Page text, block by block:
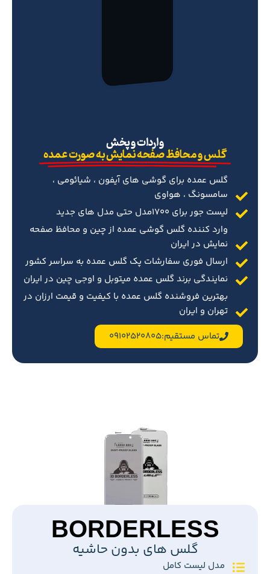
‌واردات و پخش
گلس و محافظ صفحه نمایش به صورت عمده
گلس عمده برای گوشی های آیفون ، شیائومی ،
سامسونگ ، هواوی
لیست جور برای 1700مدل حتی مدل های جدید
وارد کننده گلس گوشی عمده از چین و محافظ صفحه
نمایش در ایران
ارسال فوری سفارشات پک گلس عمده به سراسر کشور
نمایندگی برند گلس عمده میتوبل و اوجی چین در ایران
بهترین فروشنده گلس عمده با کیفیت و قیمت ارزان در
تهران و ایران
تماس مستقیم:09102520805
BORDERLESS
گلس های بدون حاشیه
مدل لیست کامل